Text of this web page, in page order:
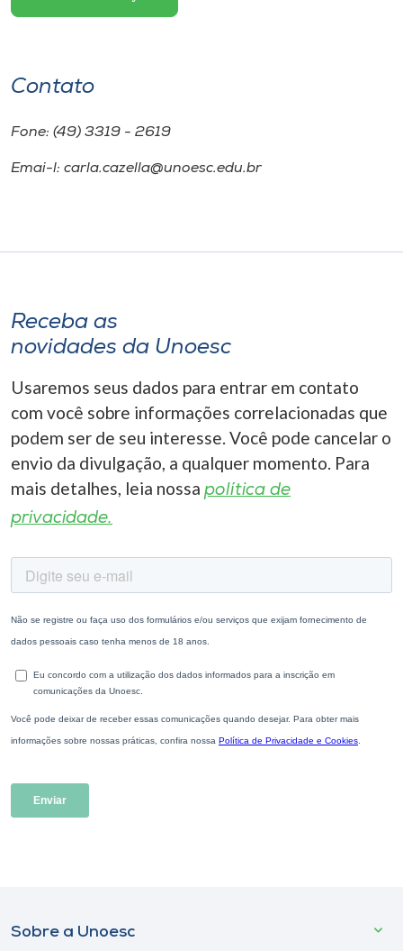
Contato
Fone: (49) 3319 - 2619
Emai-l: carla.cazella@unoesc.edu.br
Receba as
novidades da Unoesc
Usaremos seus dados para entrar em contato
com você sobre informações correlacionadas que
podem ser de seu interesse. Você pode cancelar o
envio da divulgação, a qualquer momento. Para
mais detalhes, leia nossa política de
privacidade.
Sobre a Unoesc